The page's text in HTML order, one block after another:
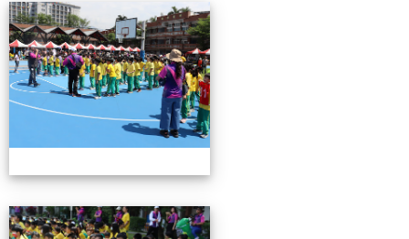
0503運動會花絮-3
0503運動會花絮-3